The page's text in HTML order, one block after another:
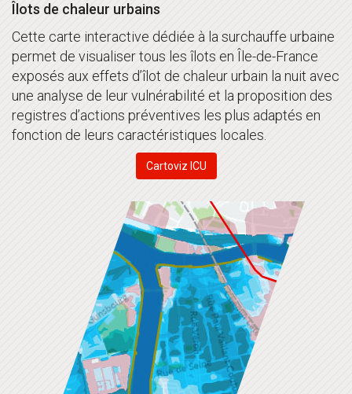
Îlots de chaleur urbains
Cette carte interactive dédiée à la surchauffe urbaine
permet de visualiser tous les îlots en Île-de-France
exposés aux effets d’îlot de chaleur urbain la nuit avec
une analyse de leur vulnérabilité et la proposition des
registres d’actions préventives les plus adaptés en
fonction de leurs caractéristiques locales.
Cartoviz ICU